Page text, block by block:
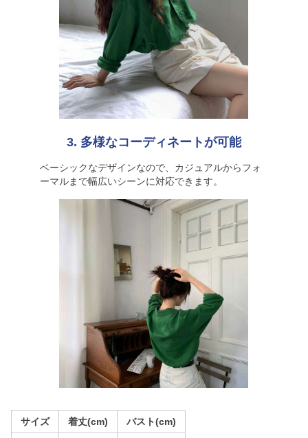
3. 多様なコーディネートが可能
ベーシックなデザインなので、カジュアルからフォ
ーマルまで幅広いシーンに対応できます。
サイズ 着丈(cm) バスト(cm)